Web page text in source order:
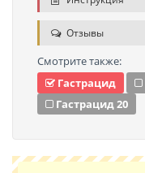
Отзывы
Смотрите также:
Гастрацид
Гастрацид 20